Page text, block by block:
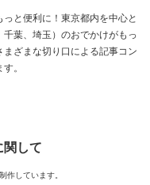
と便利に！東京都内を中心と
千葉、埼玉）のおでかけがもっ
まざまな切り口による記事コン
。
して
しています。